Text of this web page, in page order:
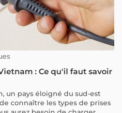
: Ce qu'il faut savoir
un pays éloigné du sud-est
connaître les types de prises